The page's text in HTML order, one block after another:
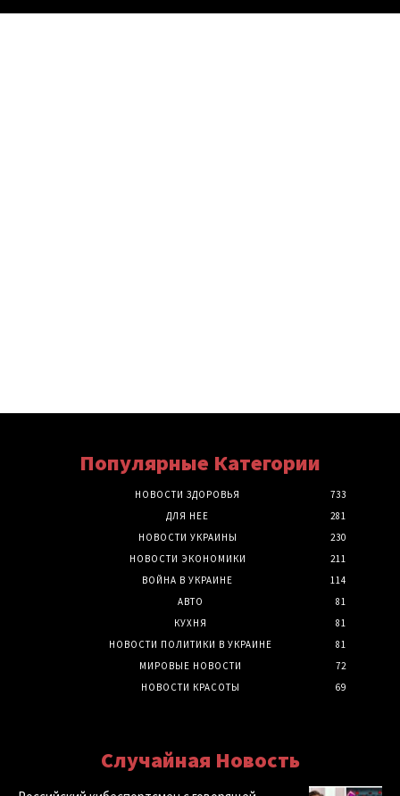
Популярные Категории
НОВОСТИ ЗДОРОВЬЯ
733
ДЛЯ НЕЕ
281
НОВОСТИ УКРАИНЫ
230
НОВОСТИ ЭКОНОМИКИ
211
ВОЙНА В УКРАИНЕ
114
АВТО
81
КУХНЯ
81
НОВОСТИ ПОЛИТИКИ В УКРАИНЕ
81
МИРОВЫЕ НОВОСТИ
72
НОВОСТИ КРАСОТЫ
69
Случайная Новость